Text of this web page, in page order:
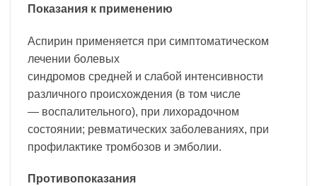
Показания к применению
Аспирин применяется при симптоматическом
лечении болевых
синдромов средней и слабой интенсивности
различного происхождения (в том числе
— воспалительного), при лихорадочном
состоянии; ревматических заболеваниях, при
профилактике тромбозов и эмболии.
Противопоказания